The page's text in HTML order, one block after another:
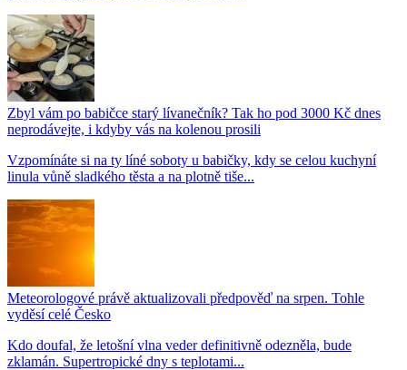
Zbyl vám po babičce starý lívanečník? Tak ho pod 3000 Kč dnes
neprodávejte, i kdyby vás na kolenou prosili
Vzpomínáte si na ty líné soboty u babičky, kdy se celou kuchyní
linula vůně sladkého těsta a na plotně tiše...
Meteorologové právě aktualizovali předpověď na srpen. Tohle
vyděsí celé Česko
Kdo doufal, že letošní vlna veder definitivně odezněla, bude
zklamán. Supertropické dny s teplotami...